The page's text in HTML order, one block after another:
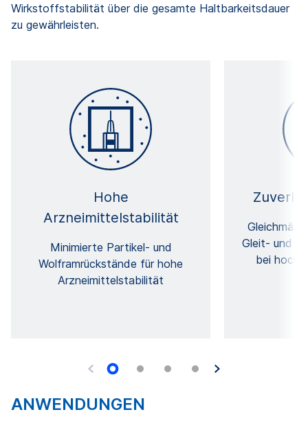
Wirkstoffstabilität über die gesamte Haltbarkeitsdauer
zu gewährleisten.
Hohe
Arzneimittelstabilität
Minimierte Partikel- und
Wolframrückstände für hohe
Arzneimittelstabilität
Gleit- und
bei
ANWENDUNGEN